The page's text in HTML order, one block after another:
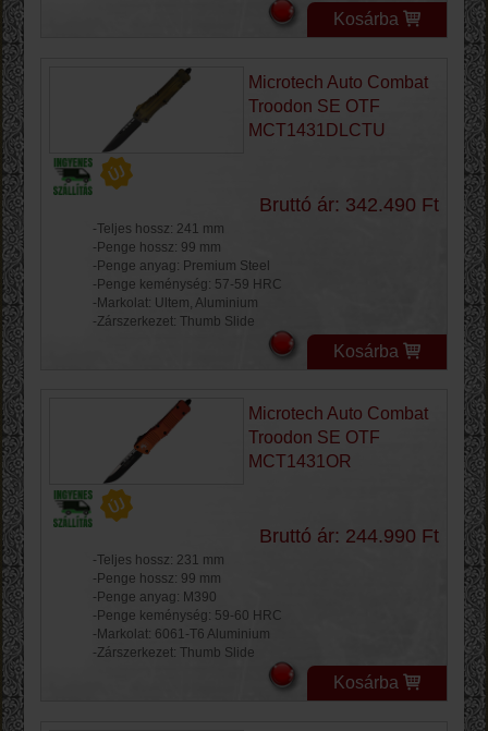
Kosárba
Microtech Auto Combat
Troodon SE OTF
MCT1431DLCTU
Bruttó ár: 342.490 Ft
-Teljes hossz: 241 mm
-Penge hossz: 99 mm
-Penge anyag: Premium Steel
-Penge keménység: 57-59 HRC
-Markolat: Ultem, Aluminium
-Zárszerkezet: Thumb Slide
Kosárba
Microtech Auto Combat
Troodon SE OTF
MCT1431OR
Bruttó ár: 244.990 Ft
-Teljes hossz: 231 mm
-Penge hossz: 99 mm
-Penge anyag: M390
-Penge keménység: 59-60 HRC
-Markolat: 6061-T6 Aluminium
-Zárszerkezet: Thumb Slide
Kosárba